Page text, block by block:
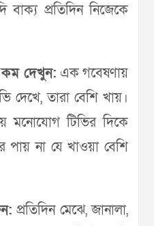
বাক্য প্রতিদিন নিজেকে
কম দেখুন: এক গবেষণায়
দেখে, তারা বেশি খায়।
মনোযোগ টিভির দিকে
পায় না যে খাওয়া বেশি
প্রতিদিন মেঝে, জানালা,